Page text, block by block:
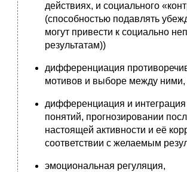
действиях, и социального
(способностью подавлять
могут привести к социально
результатам))
дифференциация
мотивов и выборе между ними,
дифференциация и интеграция
понятий, прогнозировании
настоящей активности и её
соответствии с желаемым
эмоциональная регуляция,